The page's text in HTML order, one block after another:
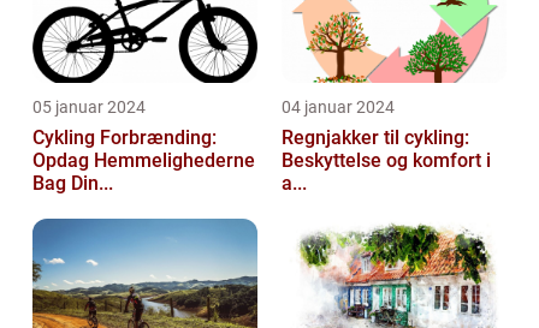
05 januar 2024
Cykling Forbrænding:
Opdag Hemmelighederne
Bag Din...
04 januar 2024
Regnjakker til cykling:
Beskyttelse og komfort i
a...